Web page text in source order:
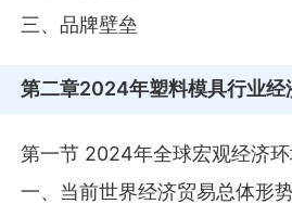
三、品牌壁垒
第二章2024年塑料模具行业经
第一节 2024年全球宏观经济
一、当前世界经济贸易总体形